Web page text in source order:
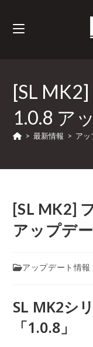
[SL
1.0.8 ア
> 最新情報 > アッ
[SL MK2]
アップデ
アップデート情報
SL MK2シ
「1.0.8」